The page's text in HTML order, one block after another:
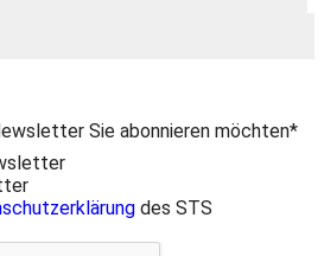
Sie abonnieren möchten*
des STS